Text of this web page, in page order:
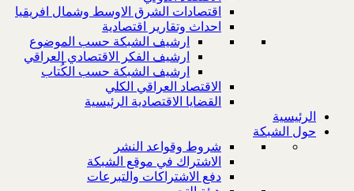
اقتصادات الشرق الاوسط وشمال افريقيا
احداث وتقارير اقتصادية
ارشيف الشبكة حسب الموضوع
ارشيف الفكر الاقتصادي العراقي
ارشيف الشبكة حسب الكُتاب
الاقتصاد العراقي الكلي
القضايا الاقتصادية الرئيسية
الرئيسية
حول الشبكة
شروط وقواعد النشر
الاشتراك في موقع الشبكة
دفع الاشتراكات والتبرعات